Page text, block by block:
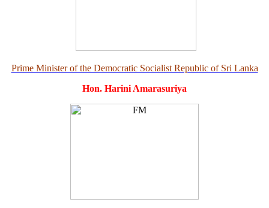
Prime Minister of the Democratic Socialist Republic of Sri Lanka
Hon. Harini Amarasuriya